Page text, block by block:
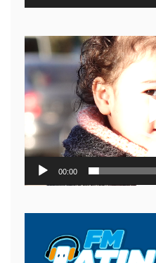
Reproductor
de
video
00:00